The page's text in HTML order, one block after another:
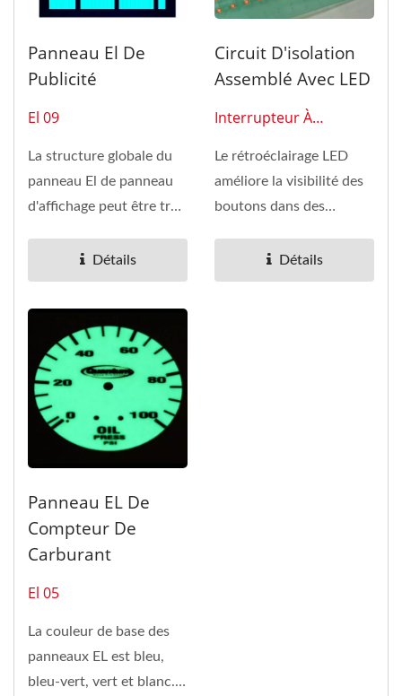
Panneau El De
Publicité
El 09
La structure globale du
panneau El de panneau
d'affichage peut être très
Détails
Circuit D'isolation
Assemblé Avec LED
Interrupteur À
Le rétroéclairage LED
améliore la visibilité des
boutons dans des
éclairés...
Détails
Panneau EL De
Compteur De
Carburant
El 05
La couleur de base des
panneaux EL est bleu,
bleu-vert, vert et blanc.